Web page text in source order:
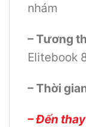
nhám
– Tương
Elitebook
– Thời
– Đến